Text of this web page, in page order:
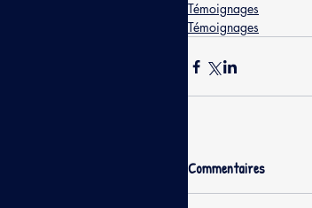
Témoignages
Témoignages
Commentaires